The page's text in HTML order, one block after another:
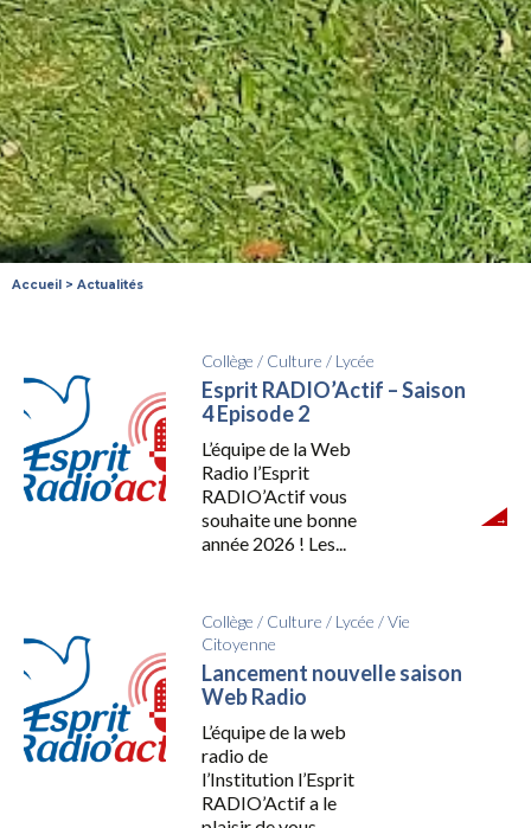
Accueil > Actualités
Collège / Culture / Lycée
Esprit RADIO’Actif – Saison
4 Episode 2
L’équipe de la Web
Radio l’Esprit
RADIO’Actif vous
souhaite une bonne
année 2026 ! Les...
Collège / Culture / Lycée /Vie
Citoyenne
Lancement nouvelle saison
Web Radio
L’équipe de la web
radio de
l’Institution l’Esprit
RADIO’Actif a le